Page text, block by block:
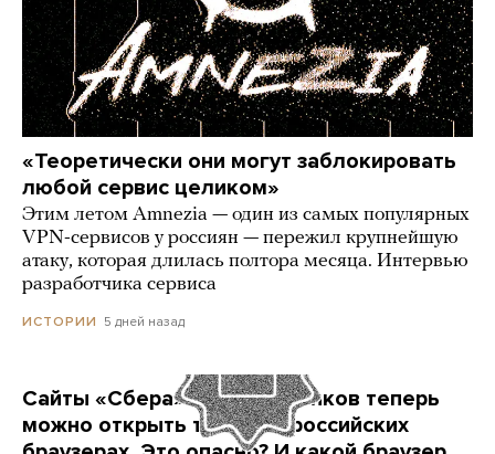
«Теоретически они могут заблокировать
любой сервис целиком»
Этим летом Amnezia — один из самых популярных
VPN-сервисов у россиян — пережил крупнейшую
атаку, которая длилась полтора месяца. Интервью
разработчика сервиса
ИСТОРИИ 5 дней назад
Сайты «Сбера» и других банков теперь
можно открыть только в российских